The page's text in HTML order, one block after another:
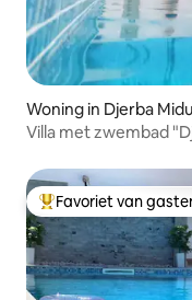
Woning in Djerba
Villa met zwembad
Topfavoriet van
Favoriet van